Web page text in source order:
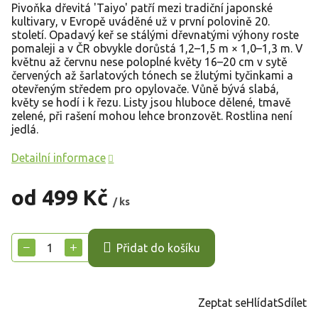
od 499 Kč / ks
cena:
+
− Přidat do košíku
Pivoňka dřevitá 'Taiyo' patří mezi tradiční japonské
kultivary, v Evropě uváděné už v první polovině 20.
století. Opadavý keř se stálými dřevnatými výhony roste
pomaleji a v ČR obvykle dorůstá 1,2–1,5 m × 1,0–1,3 m. V
květnu až červnu nese poloplné květy 16–20 cm v sytě
červených až šarlatových tónech se žlutými tyčinkami a
otevřeným středem pro opylovače. Vůně bývá slabá,
květy se hodí i k řezu. Listy jsou hluboce dělené, tmavě
zelené, při rašení mohou lehce bronzovět. Rostlina není
jedlá.
Detailní informace
Zeptat seHlídatSdílet